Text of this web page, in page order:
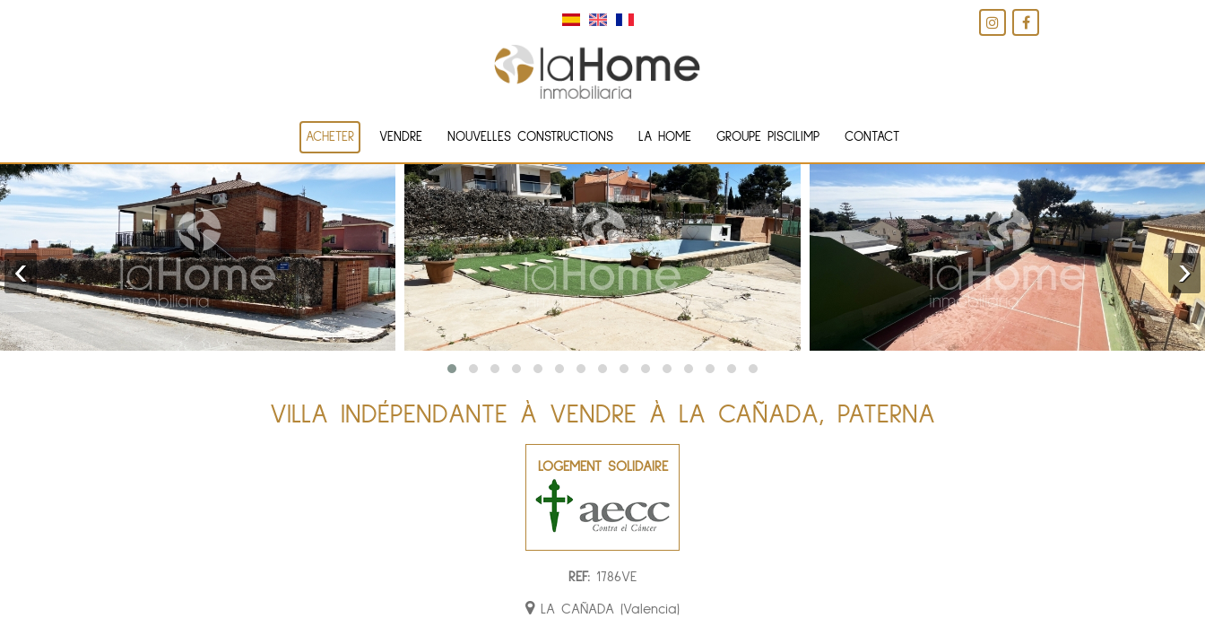
ACHETER VENDRE NOUVELLES CONSTRUCTIONS LA HOME GROUPE PISCILIMP CONTACT
‹ ›
VILLA INDÉPENDANTE À VENDRE À LA CAÑADA, PATERNA
LOGEMENT SOLIDAIRE
REF: 1786VE
LA CAÑADA (Valencia)